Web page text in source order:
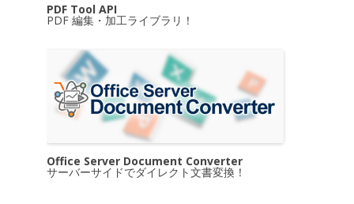
PDF Tool API
PDF 編集・加工ライブラリ！
Office Server Document Converter
サーバーサイドでダイレクト文書変換！